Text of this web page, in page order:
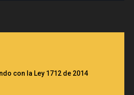
con la Ley 1712 de 2014